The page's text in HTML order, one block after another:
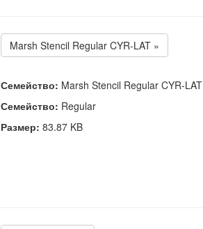
Marsh Stencil Regular CYR-LAT »
Семейство: Marsh Stencil Regular CYR-LAT
Семейство: Regular
Размер: 83.87 KB